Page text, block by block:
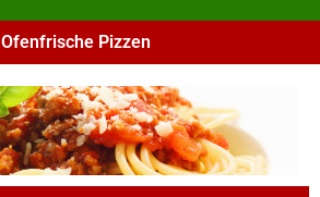
Ofenfrische Pizzen